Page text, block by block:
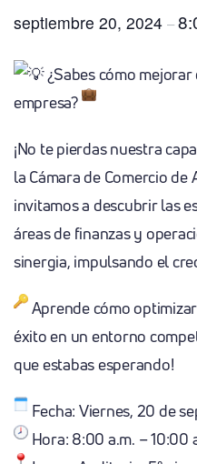
septiembre 20, 2024 –
¿Sabes cómo
empresa?
¡No te pierdas nuestra
la Cámara de Comercio
invitamos a descubrir las
áreas de finanzas y
sinergia, impulsando el
Aprende cómo
éxito en un entorno
que estabas esperando!
Fecha: Viernes, 20 de
Hora: 8:00 a.m. – 10:00